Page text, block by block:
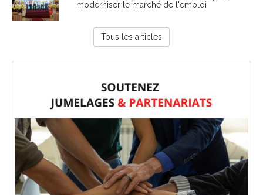
moderniser le marché de l'emploi
Tous les articles